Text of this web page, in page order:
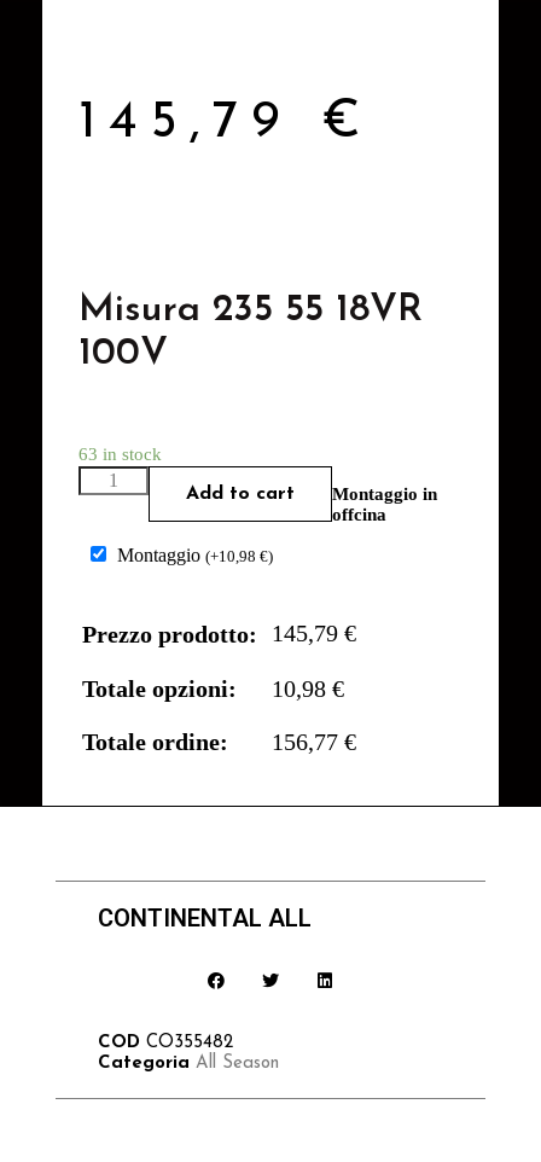
145,79 €
Misura 235 55 18VR
100V
63 in stock
Add to cart
Montaggio in
offcina
Montaggio (+10,98 €)
Prezzo prodotto: 145,79 €
Totale opzioni:
10,98 €
Totale ordine:
156,77 €
CONTINENTAL ALL
COD CO355482
Categoria All Season